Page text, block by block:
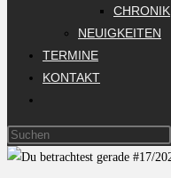
CHRONIK
NEUIGKEITEN
TERMINE
KONTAKT